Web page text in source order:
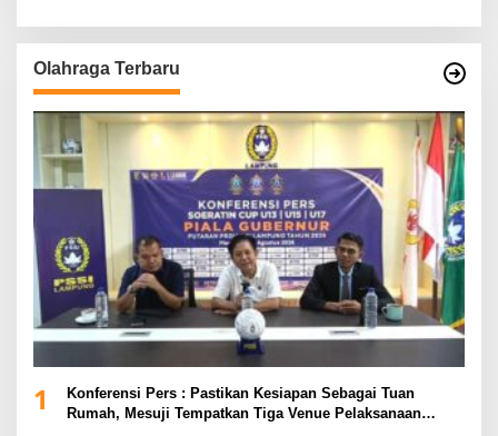
Olahraga Terbaru
1
Konferensi Pers : Pastikan Kesiapan Sebagai Tuan
Rumah, Mesuji Tempatkan Tiga Venue Pelaksanaan